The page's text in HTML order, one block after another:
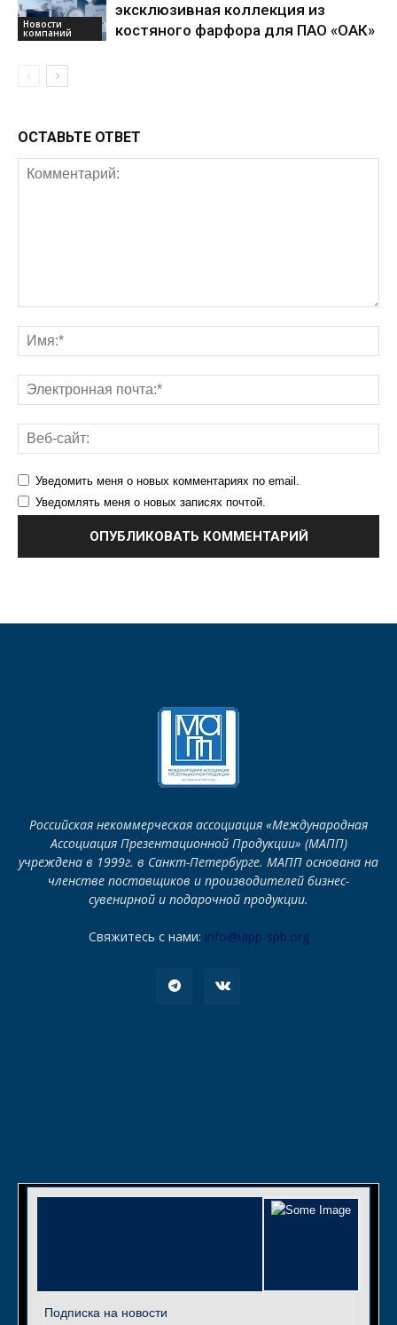
Новости
компаний
эксклюзивная коллекция из
костяного фарфора для ПАО «ОАК»
ОСТАВЬТЕ ОТВЕТ
Уведомить меня о новых комментариях по email.
Уведомлять меня о новых записях почтой.
Российская некоммерческая ассоциация «Международная
Ассоциация Презентационной Продукции» (МАПП)
учреждена в 1999г. в Санкт-Петербурге. МАПП основана на
членстве поставщиков и производителей бизнес-
сувенирной и подарочной продукции.
Свяжитесь с нами: info@iapp-spb.org
Подписка на новости